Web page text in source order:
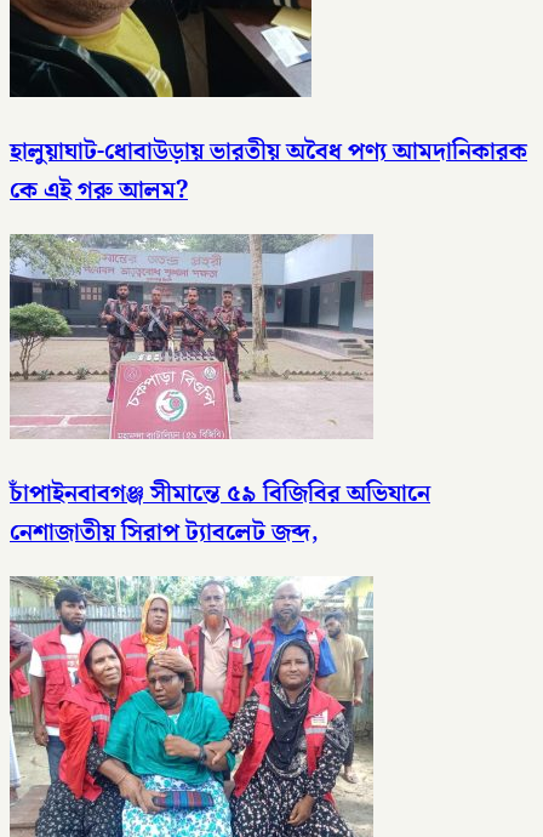
হালুয়াঘাট-ধোবাউড়ায় ভারতীয় অবৈধ পণ্য আমদানিকারক
কে এই গরু আলম?
চাঁপাইনবাবগঞ্জ সীমান্তে ৫৯ বিজিবির অভিযানে
নেশাজাতীয় সিরাপ ট্যাবলেট জব্দ,